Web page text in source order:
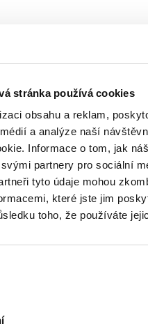
stránka používá cookies
obsahu a reklam,
a analýze naší
Informace o tom, jak
partnery pro sociální
tyto údaje mohou
které jste jim
toho, že používáte
Vaše online
dokumentární
Nové festivalové
každý týden
je výsledkem tvůrčí spolupráce 7
dokumentárního filmu,